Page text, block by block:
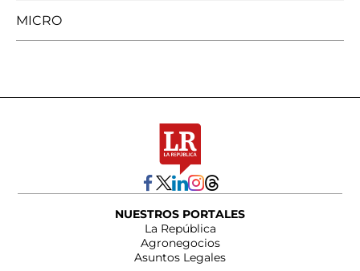
MICRO
NUESTROS PORTALES
La República
Agronegocios
Asuntos Legales